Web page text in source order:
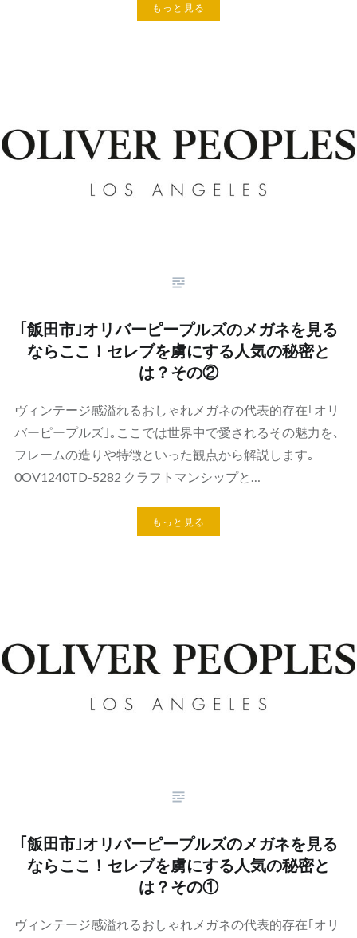
もっと見る
｢飯田市｣オリバーピープルズのメガネを見る
ならここ！セレブを虜にする人気の秘密と
は？その②
ヴィンテージ感溢れるおしゃれメガネの代表的存在｢オリ
バーピープルズ｣｡ここでは世界中で愛されるその魅力を､
フレームの造りや特徴といった観点から解説します｡
0OV1240TD-5282 クラフトマンシップと…
もっと見る
｢飯田市｣オリバーピープルズのメガネを見る
ならここ！セレブを虜にする人気の秘密と
は？その①
ヴィンテージ感溢れるおしゃれメガネの代表的存在｢オリ